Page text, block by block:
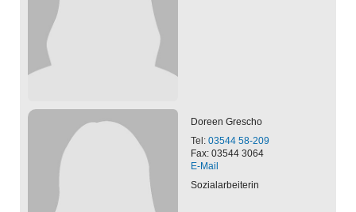
Doreen Grescho
Tel: 03544 58-209
Fax: 03544 3064
E-Mail
Sozialarbeiterin